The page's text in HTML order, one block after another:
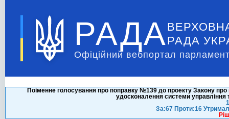
РАДА РАДА
Офіційний вебпортал
Поіменне голосування про поправку №139 до проекту Закону
удосконалення системи управління
За:67 Проти:16